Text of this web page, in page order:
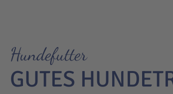
Hundefutter
GUTES